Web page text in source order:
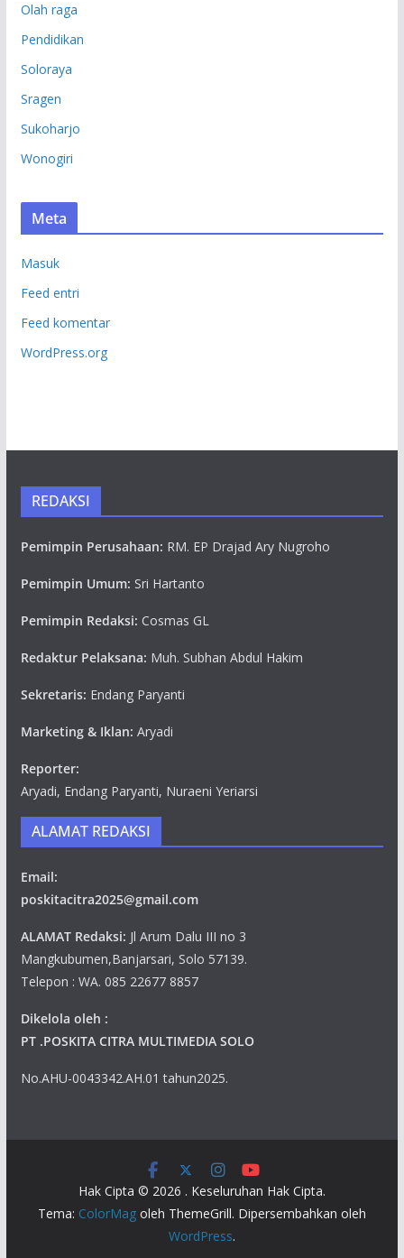
Olah raga
Pendidikan
Soloraya
Sragen
Sukoharjo
Wonogiri
Meta
Masuk
Feed entri
Feed komentar
WordPress.org
REDAKSI
Pemimpin Perusahaan: RM. EP Drajad Ary Nugroho
Pemimpin Umum: Sri Hartanto
Pemimpin Redaksi: Cosmas GL
Redaktur Pelaksana: Muh. Subhan Abdul Hakim
Sekretaris: Endang Paryanti
Marketing & Iklan: Aryadi
Reporter:
Aryadi, Endang Paryanti, Nuraeni Yeriarsi
ALAMAT REDAKSI
Email:
poskitacitra2025@gmail.com
ALAMAT Redaksi: Jl Arum Dalu III no 3
Mangkubumen,Banjarsari, Solo 57139.
Telepon : WA. 085 22677 8857
Dikelola oleh :
PT .POSKITA CITRA MULTIMEDIA SOLO
No.AHU-0043342.AH.01 tahun2025.
Hak Cipta © 2026 . Keseluruhan Hak Cipta.
Tema: ColorMagoleh ThemeGrill. Dipersembahkan oleh
WordPress.